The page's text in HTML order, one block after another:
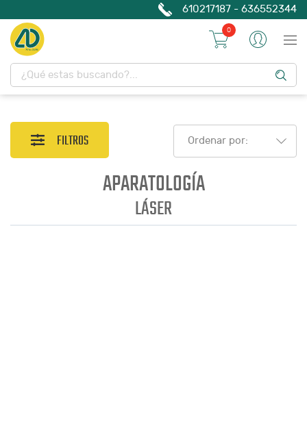
610217187 - 636552344
0
FILTROS Ordenar por:
APARATOLOGÍA
LÁSER